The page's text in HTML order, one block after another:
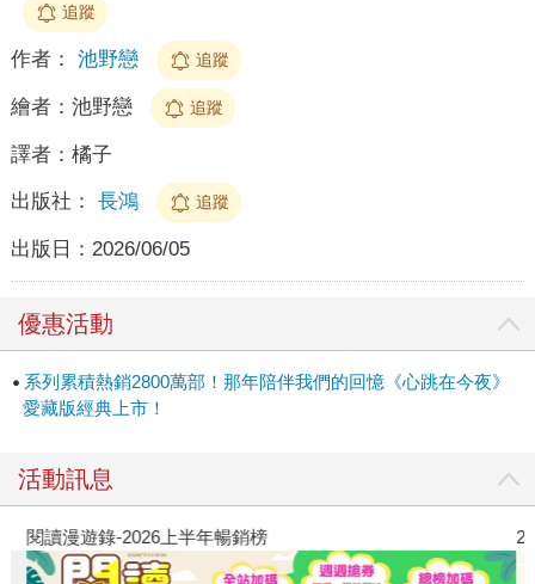
追蹤
作者： 池野戀 追蹤
繪者： 池野戀 追蹤
譯者： 橘子
出版社： 長鴻 追蹤
出版日： 2026/06/05
優惠活動
系列累積熱銷2800萬部！那年陪伴我們的回憶《心跳在今夜》
愛藏版經典上市！
活動訊息
閱讀漫遊錄-2026上半年暢銷榜